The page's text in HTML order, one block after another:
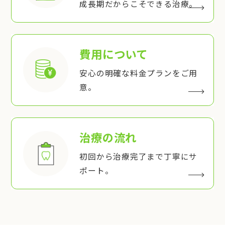
成長期だからこそできる治療。
費用について
安心の明確な料金プランをご用
意。
治療の流れ
初回から治療完了まで丁寧にサ
ポート。